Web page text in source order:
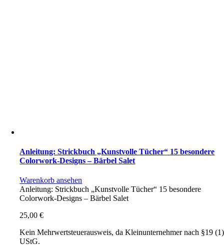
Anleitung: Strickbuch „Kunstvolle Tücher“ 15 besondere
Colorwork-Designs – Bärbel Salet
Warenkorb ansehen
Anleitung: Strickbuch „Kunstvolle Tücher“ 15 besondere
Colorwork-Designs – Bärbel Salet
25,00€
Kein Mehrwertsteuerausweis, da Kleinunternehmer nach §19 (1)
UStG.